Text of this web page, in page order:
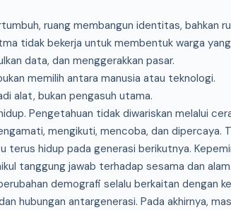
ruang membangun identitas, bahkan
tidak bekerja untuk membentuk warga
data, dan menggerakkan pasar.
memilih antara manusia atau teknologi.
alat, bukan pengasuh utama.
Pengetahuan tidak diwariskan melalui
mengikuti, mencoba, dan dipercaya.
hidup pada generasi berikutnya.
tanggung jawab terhadap sesama dan alam.
demografi selalu berkaitan dengan
hubungan antargenerasi. Pada akhirnya,